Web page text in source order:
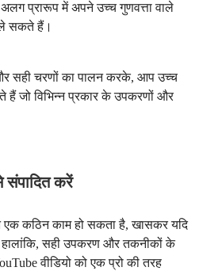
प्रारूप में अपने उच्च गुणवत्ता वाले
ले सकते हैं।
सही चरणों का पालन करके, आप उच्च
हैं जो विभिन्न प्रकार के उपकरणों और
संपादित करें
एक कठिन काम हो सकता है, खासकर यदि
सही उपकरण और तकनीकों के
वीडियो को एक प्रो की तरह